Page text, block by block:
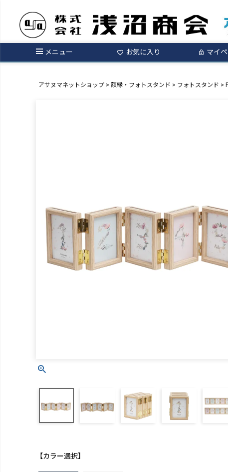
メニュー お気に入り マイ
アサヌマネットショップ 額縁・フォトスタンド フォトスタンド
【カラー選択】